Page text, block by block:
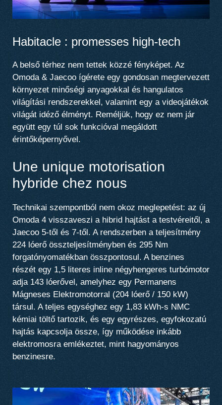
Habitacle : promesses high-tech
A belső térhez nem tettek közzé fényképet. Az
Omoda & Jaecoo ígérete egy gondosan megtervezett
környezet minőségi anyagokkal és hangulatos
világítási rendszerekkel, valamint egy a videojátékok
világát idéző élményt. Reméljük, hogy ez nem jár
együtt egy túl sok funkcióval megáldott
érintőképernyővel.
Une unique motorisation
hybride chez nous
Technikai szempontból nem okoz meglepetést: az új
Omoda 4 visszaveszi a hibrid hajtást a testvéreitől, a
Jaecoo 5-től és 7-től. A rendszerben a teljesítmény
224 lóerő összteljesítményben és 295 Nm
forgatónyomatékban összpontosul. A benzines
részét egy 1,5 literes inline négyhengeres turbómotor
adja 143 lóerővel, amelyhez egy Permanens
Mágneses Elektromotorral (204 lóerő / 150 kW)
társul. A teljes egységhez egy 1,83 kWh-s NMC
kémiai töltő tartozik, és egy egyrészes, egyfokozatú
hajtás kapcsolja össze, így működése inkább
elektromosra emlékeztet, mint hagyományos
benzinesre.